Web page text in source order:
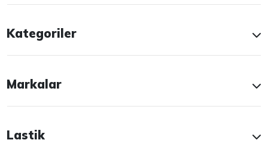
Kategoriler
Markalar
Lastik